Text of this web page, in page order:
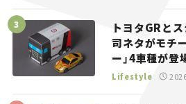
トヨタGRと
司ネタがモチ
ー」4車種が登
マとホビー】
Lifestyle